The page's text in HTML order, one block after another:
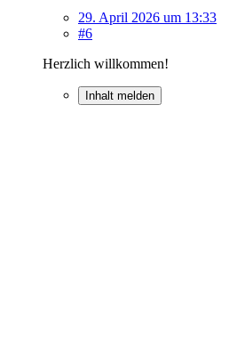
29. April 2026 um 13:33
#6
Herzlich willkommen!
Inhalt melden